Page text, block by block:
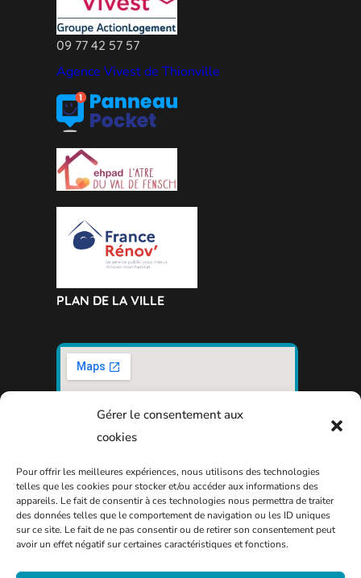
Gérer le consentement aux
cookies
Pour offrir les meilleures expériences, nous utilisons des technologies
telles que les cookies pour stocker et/ou accéder aux informations des
appareils. Le fait de consentir à ces technologies nous permettra de traiter
des données telles que le comportement de navigation ou les ID uniques
sur ce site. Le fait de ne pas consentir ou de retirer son consentement peut
avoir un effet négatif sur certaines caractéristiques et fonctions.
09 77 42 57 57
Agence Vivest de Thionville
PLAN DE LA VILLE